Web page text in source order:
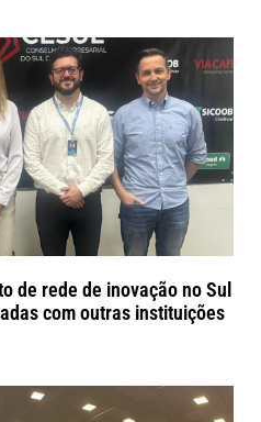
de rede de inovação no Sul
com outras instituições